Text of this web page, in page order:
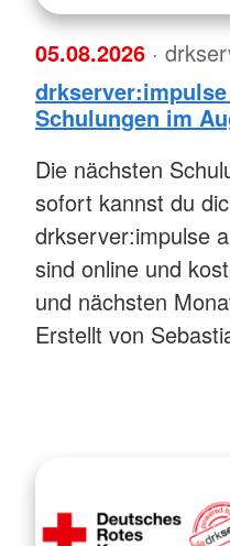
05.08.2026 ·
Schulungen im
Die nächsten
sofort kannst du
drkserver:impulse
sind online und
und nächsten
Erstellt von